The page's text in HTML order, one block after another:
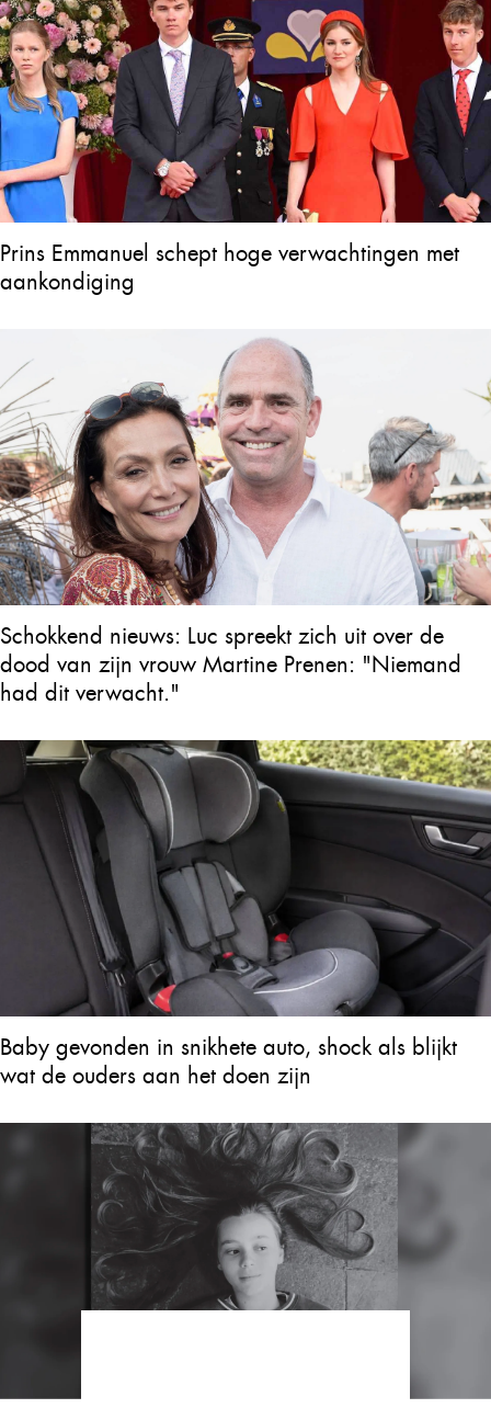
Prins Emmanuel schept hoge verwachtingen met
aankondiging
Schokkend nieuws: Luc spreekt zich uit over de
dood van zijn vrouw Martine Prenen: "Niemand
had dit verwacht."
Baby gevonden in snikhete auto, shock als blijkt
wat de ouders aan het doen zijn